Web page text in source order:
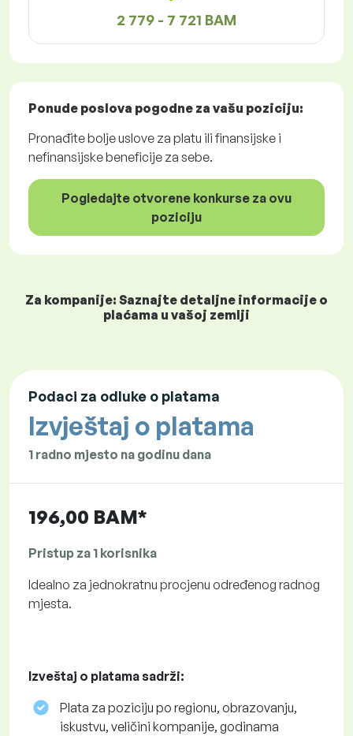
2 779 - 7 721 BAM
Ponude poslova pogodne za vašu poziciju:
Pronađite bolje uslove za platu ili finansijske i
nefinansijske beneficije za sebe.
Pogledajte otvorene konkurse za ovu
poziciju
Za kompanije: Saznajte detaljne informacije o
plaćama u vašoj zemlji
Podaci za odluke o platama
Izvještaj o platama
1 radno mjesto na godinu dana
196,00 BAM*
Pristup za 1 korisnika
Idealno za jednokratnu procjenu određenog radnog
mjesta.
Izveštaj o platama sadrži:
Plata za poziciju po regionu, obrazovanju,
iskustvu, veličini kompanije, godinama